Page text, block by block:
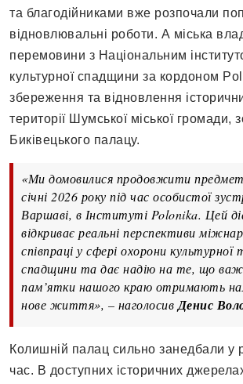
та благодійниками вже розпочали
відновлювальні роботи. А міська
перемовини з Національним
культурної спадщини за кордоном
збереження та відновлення
території Шумської міської громади,
Биківецького палацу.
«Ми домовилися продовжити
січні 2026 року під час особистої
Варшаві, в Інституті Polonika. Цей
відкриває реальні перспективи
співпраці у сфері охорони культурної
спадщини та дає надію на те, що
пам’ятки нашого краю отримають
нове життя», – наголосивДенис
Колишній палац сильно занедбали у
час. В доступних історичних